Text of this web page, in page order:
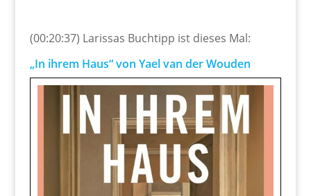
(00:20:37) Larissas Buchtipp ist dieses Mal:
„In ihrem Haus“ von Yael van der Wouden